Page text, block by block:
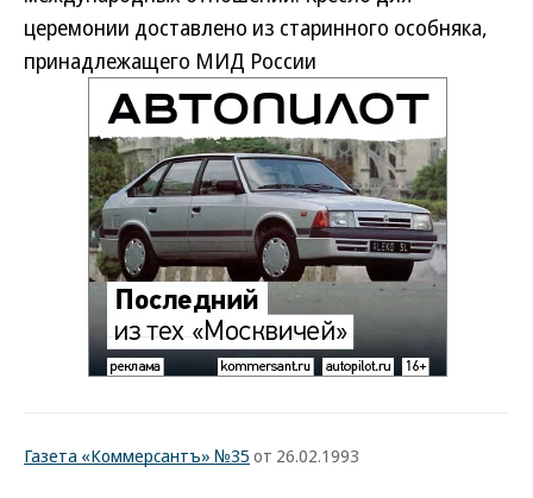
церемонии доставлено из старинного особняка,
принадлежащего МИД России
Газета «Коммерсантъ» №35 от 26.02.1993